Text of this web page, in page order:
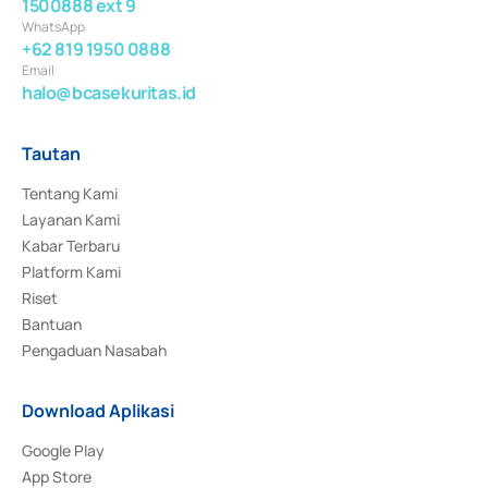
1500888 ext 9
WhatsApp
+62 819 1950 0888
Email
halo@bcasekuritas.id
Tautan
Tentang Kami
Layanan Kami
Kabar Terbaru
Platform Kami
Riset
Bantuan
Pengaduan Nasabah
Download Aplikasi
Google Play
App Store